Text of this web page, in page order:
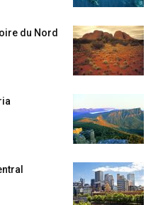
du Nord